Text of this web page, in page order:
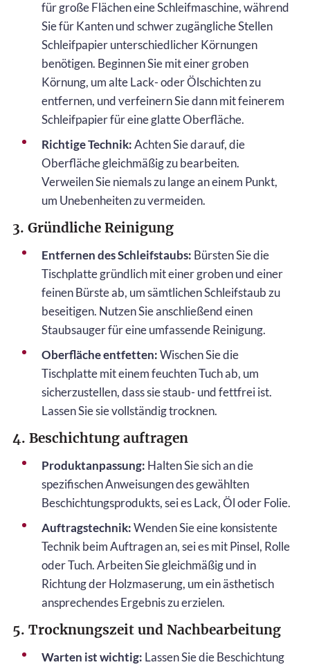
für große Flächen eine Schleifmaschine, während
Sie für Kanten und schwer zugängliche Stellen
Schleifpapier unterschiedlicher Körnungen
benötigen. Beginnen Sie mit einer groben
Körnung, um alte Lack- oder Ölschichten zu
entfernen, und verfeinern Sie dann mit feinerem
Schleifpapier für eine glatte Oberfläche.
Richtige Technik:Achten Sie darauf, die
Oberfläche gleichmäßig zu bearbeiten.
Verweilen Sie niemals zu lange an einem Punkt,
um Unebenheiten zu vermeiden.
3. Gründliche Reinigung
Entfernen des Schleifstaubs: Bürsten Sie die
Tischplatte gründlich mit einer groben und einer
feinen Bürste ab, um sämtlichen Schleifstaub zu
beseitigen. Nutzen Sie anschließend einen
Staubsauger für eine umfassende Reinigung.
Oberfläche entfetten:Wischen Sie die
Tischplatte mit einem feuchten Tuch ab, um
sicherzustellen, dass sie staub- und fettfrei ist.
Lassen Sie sie vollständig trocknen.
4. Beschichtung auftragen
Produktanpassung: Halten Sie sich an die
spezifischen Anweisungen des gewählten
Beschichtungsprodukts, sei es Lack, Öl oder Folie.
Auftragstechnik:Wenden Sie eine konsistente
Technik beim Auftragen an, sei es mit Pinsel, Rolle
oder Tuch. Arbeiten Sie gleichmäßig und in
Richtung der Holzmaserung, um ein ästhetisch
ansprechendes Ergebnis zu erzielen.
5. Trocknungszeit und Nachbearbeitung
Warten ist wichtig: Lassen Sie die Beschichtung